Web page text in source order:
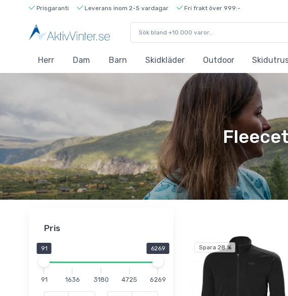
Prisgaranti Leverans inom 2-5 vardagar Fri frakt över 999:-
Herr Dam Barn Skidkläder Outdoor
Pris
91 6269
91 1636 3180 4725 6269
Spara 28 %